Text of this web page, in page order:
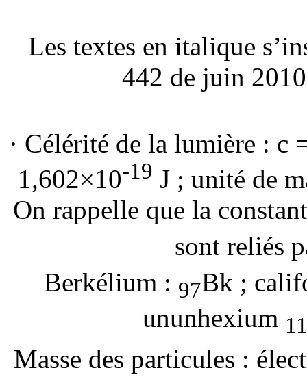
Les textes en italique
442 de juin
· Célérité de la lumière : c
1,602×10-19 J ; unité de
On rappelle que la
sont reliés
Berkélium : 97Bk ;
ununhexium
Masse des particules :